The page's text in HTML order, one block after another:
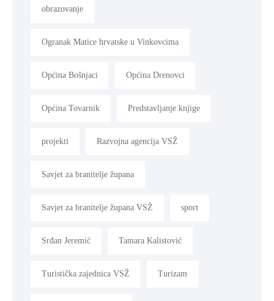
obrazovanje
Ogranak Matice hrvatske u Vinkovcima
Općina Bošnjaci Općina Drenovci
Općina Tovarnik Predstavljanje knjige
projekti Razvojna agencija VSŽ
Savjet za branitelje župana
Savjet za branitelje župana VSŽ sport
Srđan Jeremić Tamara Kalistović
Turistička zajednica VSŽ Turizam